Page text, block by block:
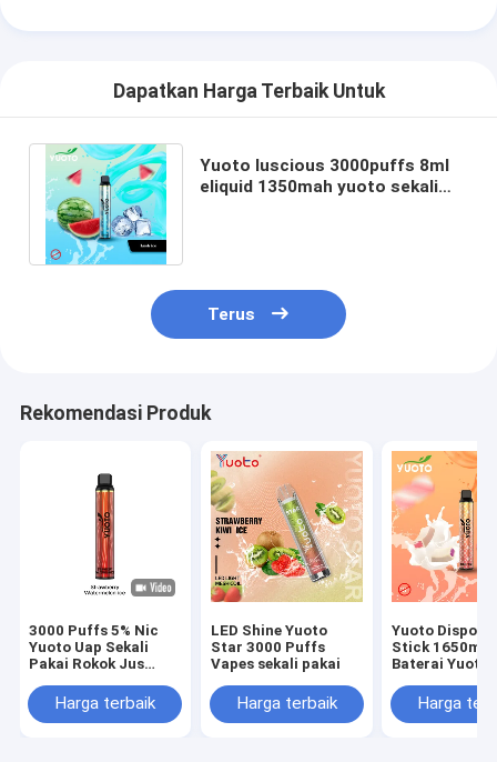
Dapatkan Harga Terbaik Untuk
Yuoto luscious 3000puffs 8ml
eliquid 1350mah yuoto sekali
Terus
Rekomendasi Produk
3000 Puffs 5% Nic
Yuoto Uap Sekali
Pakai Rokok Jus
Semangka
Harga terbaik
LED Shine Yuoto
Star 3000 Puffs
Vapes sekali pakai
Harga terbaik
Yuoto
Stick
Baterai Yuoto
E-Juice 8.0ML
Harga